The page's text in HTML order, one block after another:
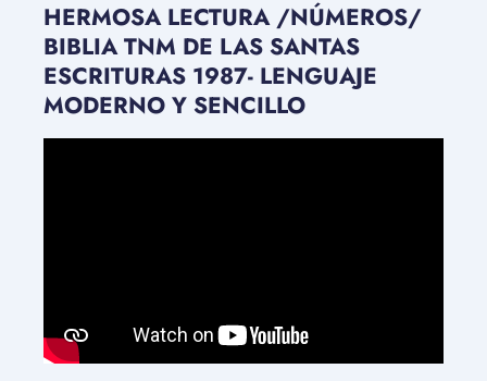
HERMOSA LECTURA /NÚMEROS/
BIBLIA TNM DE LAS SANTAS
ESCRITURAS 1987- LENGUAJE
MODERNO Y SENCILLO